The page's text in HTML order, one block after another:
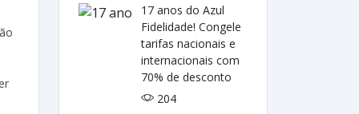
17 anos do Azul
Fidelidade! Congele
tarifas nacionais e
internacionais com
70% de desconto
204